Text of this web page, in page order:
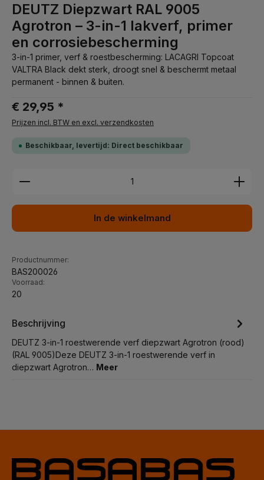
DEUTZ Diepzwart RAL 9005
Agrotron – 3-in-1 lakverf, primer
en corrosiebescherming
3-in-1 primer, verf & roestbescherming: LACAGRI Topcoat
VALTRA Black dekt sterk, droogt snel & beschermt metaal
permanent - binnen & buiten.
€ 29,95 *
Prijzen incl. BTW en excl. verzendkosten
Beschikbaar, levertijd: Direct beschikbaar
Producthoeveelheid: Voer de gewenste
In de winkelmand
Productnummer:
BAS200026
Voorraad:
20
Beschrijving
DEUTZ 3-in-1 roestwerende verf diepzwart Agrotron (rood)
(RAL 9005)Deze DEUTZ 3-in-1 roestwerende verf in
diepzwart Agrotron… Meer